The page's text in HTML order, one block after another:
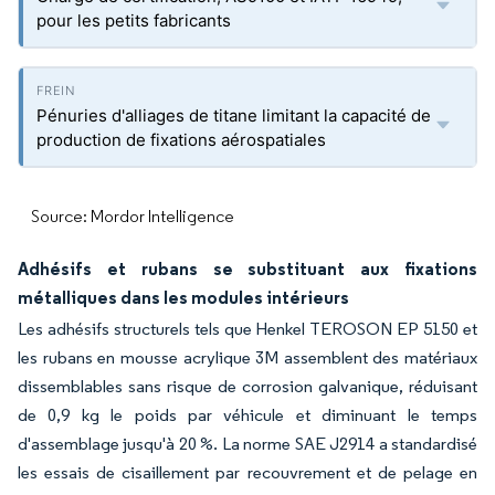
pour les petits fabricants
Pénuries d'alliages de titane limitant la capacité de
production de fixations aérospatiales
Source: Mordor Intelligence
Adhésifs et rubans se substituant aux fixations
métalliques dans les modules intérieurs
Les adhésifs structurels tels que Henkel TEROSON EP 5150 et
les rubans en mousse acrylique 3M assemblent des matériaux
dissemblables sans risque de corrosion galvanique, réduisant
de 0,9 kg le poids par véhicule et diminuant le temps
d'assemblage jusqu'à 20 %. La norme SAE J2914 a standardisé
les essais de cisaillement par recouvrement et de pelage en